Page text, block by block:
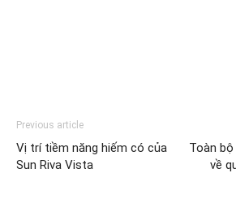
Previous article
Vị trí tiềm năng hiếm có của
Sun Riva Vista
Toàn
về